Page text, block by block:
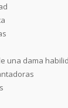
una dama